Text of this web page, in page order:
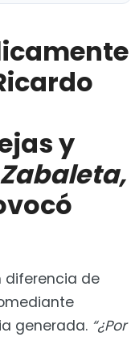
y
diferencia de
generada. “¿Por